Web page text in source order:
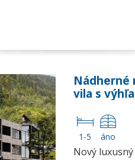
Nádherné
vila s
1-5 áno
Nový